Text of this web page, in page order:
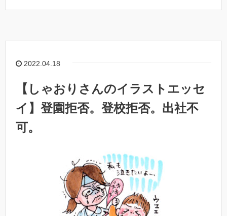
2022.04.18
【しゃおりさんのイラストエッセ
イ】登園拒否。登校拒否。出社不
可。